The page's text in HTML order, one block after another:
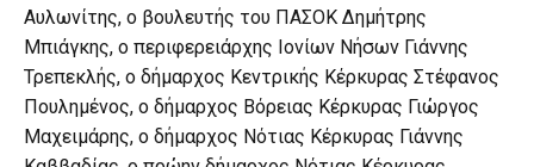
Αυλωνίτης, ο βουλευτής του ΠΑΣΟΚ Δημήτρης
Μπιάγκης, ο περιφερειάρχης Ιονίων Νήσων Γιάννης
Τρεπεκλής, ο δήμαρχος Κεντρικής Κέρκυρας Στέφανος
Πουλημένος, ο δήμαρχος Βόρειας Κέρκυρας Γιώργος
Μαχειμάρης, ο δήμαρχος Νότιας Κέρκυρας Γιάννης